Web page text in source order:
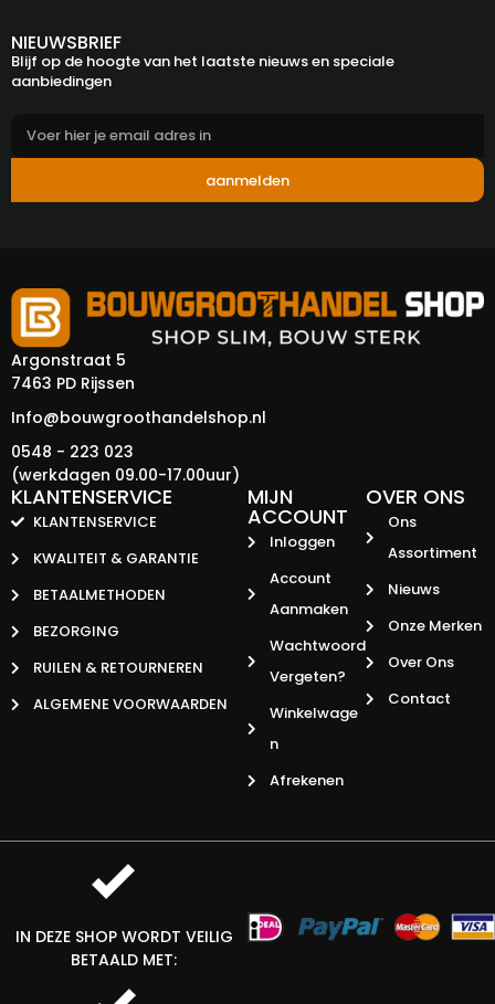
NIEUWSBRIEF
Blijf op de hoogte van het laatste nieuws en speciale
aanbiedingen
aanmelden
Argonstraat 5
7463 PD Rijssen
Info@bouwgroothandelshop.nl
0548 - 223 023
(werkdagen 09.00-17.00uur)
KLANTENSERVICE
KLANTENSERVICE
KWALITEIT & GARANTIE
BETAALMETHODEN
BEZORGING
RUILEN & RETOURNEREN
ALGEMENE VOORWAARDEN
MIJN
ACCOUNT
Inloggen
Account
Aanmaken
Wachtwoord
Vergeten?
Winkelwage
N
Afrekenen
OVER ONS
Ons
Assortiment
Nieuws
Onze Merken
Over Ons
Contact
IN DEZE SHOP WORDT VEILIG
BETAALD MET: